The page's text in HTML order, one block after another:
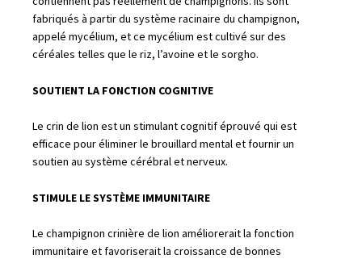
fabriqués à partir du système racinaire du champignon,
appelé mycélium, et ce mycélium est cultivé sur des
céréales telles que le riz, l’avoine et le sorgho.
SOUTIENT LA FONCTION COGNITIVE
Le crin de lion est un stimulant cognitif éprouvé qui est
efficace pour éliminer le brouillard mental et fournir un
soutien au système cérébral et nerveux.
STIMULE LE SYSTÈME IMMUNITAIRE
Le champignon crinière de lion améliorerait la fonction
immunitaire et favoriserait la croissance de bonnes